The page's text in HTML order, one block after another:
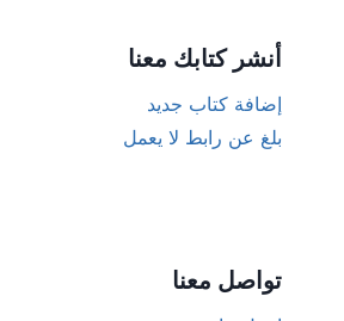
أنشر كتابك معنا
إضافة كتاب جديد
بلغ عن رابط لا يعمل
تواصل معنا